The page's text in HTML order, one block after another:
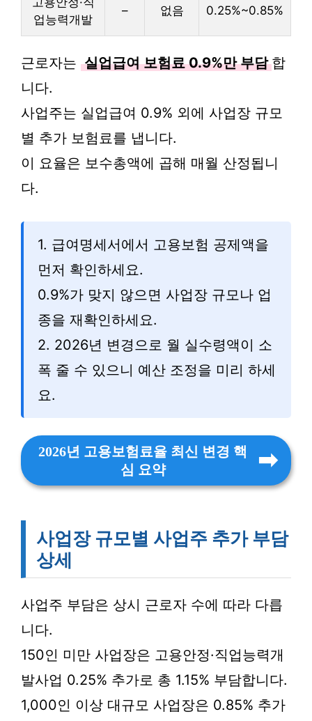
업능력개발
– 없음 0.25%~0.85%
근로자는 실업급여 보험료 0.9%만 부담 합
니다.
사업주는 실업급여 0.9% 외에 사업장 규모
별 추가 보험료를 냅니다.
이 요율은 보수총액에 곱해 매월 산정됩니
다.
1. 급여명세서에서 고용보험 공제액을
먼저 확인하세요.
0.9%가 맞지 않으면 사업장 규모나 업
종을 재확인하세요.
2. 2026년 변경으로 월 실수령액이 소
폭 줄 수 있으니 예산 조정을 미리 하세
요.
2026년 고용보험료율 최신 변경 핵
심 요약
사업장 규모별 사업주 추가 부담
상세
사업주 부담은 상시 근로자 수에 따라 다릅
니다.
150인 미만 사업장은 고용안정·직업능력개
발사업 0.25% 추가로 총 1.15% 부담합니다.
1,000인 이상 대규모 사업장은 0.85% 추가